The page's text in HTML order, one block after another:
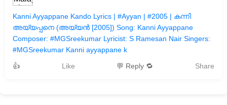
Kanni Ayyappane Kando Lyrics | #Ayyan | #2005 | കന്നി
അയ്യപ്പനെ (അയ്യൻ [2005]) Song: Kanni Ayyappane
Composer: #MGSreekumar Lyricist: S Ramesan Nair Singers:
#MGSreekumar Kanni ayyappane k
👍
Like 💬 Reply 🔁 Share